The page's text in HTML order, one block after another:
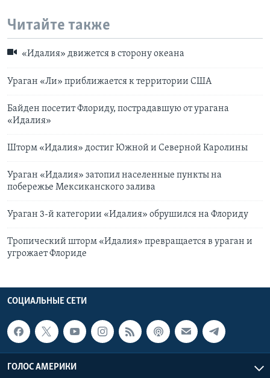
Читайте также
«Идалия» движется в сторону океана
Ураган «Ли» приближается к территории США
Байден посетит Флориду, пострадавшую от урагана
«Идалия»
Шторм «Идалия» достиг Южной и Северной Каролины
Ураган «Идалия» затопил населенные пункты на
побережье Мексиканского залива
Ураган 3-й категории «Идалия» обрушился на Флориду
Тропический шторм «Идалия» превращается в ураган и
угрожает Флориде
СОЦИАЛЬНЫЕ СЕТИ
ГОЛОС АМЕРИКИ